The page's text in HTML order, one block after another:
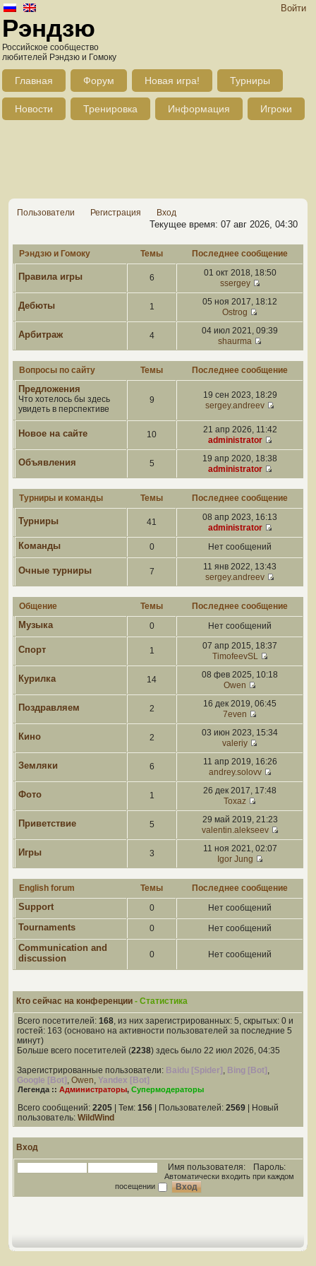
Войти
Рэндзю
Российское сообщество
любителей Рэндзю и Гомоку
Главная Форум Новая игра! Турниры
Новости Тренировка Информация Игроки
Пользователи Регистрация Вход
Текущее время: 07 авг 2026, 04:30
Рэндзю и Гомоку Темы Последнее сообщение
Правила игры 6
01 окт 2018, 18:50
ssergey
Дебюты 1
05 ноя 2017, 18:12
Ostrog
Арбитраж 4
04 июл 2021, 09:39
shaurma
Вопросы по сайту Темы Последнее сообщение
Предложения
Что хотелось бы здесь
увидеть в перспективе
9
19 сен 2023, 18:29
sergey.andreev
Новое на сайте 10
21 апр 2026, 11:42
administrator
Объявления 5
19 апр 2020, 18:38
administrator
Турниры и команды Темы Последнее сообщение
Турниры 41
08 апр 2023, 16:13
administrator
Команды 0 Нет сообщений
Очные турниры 7
11 янв 2022, 13:43
sergey.andreev
Общение Темы Последнее сообщение
Музыка 0 Нет сообщений
Спорт 1
07 апр 2015, 18:37
TimofeevSL
Курилка 14
08 фев 2025, 10:18
Owen
Поздравляем 2
16 дек 2019, 06:45
7even
Кино 2
03 июн 2023, 15:34
valeriy
Земляки 6
11 апр 2019, 16:26
andrey.solovv
Фото 1
26 дек 2017, 17:48
Toxaz
Приветствие 5
29 май 2019, 21:23
valentin.alekseev
Игры 3
11 ноя 2021, 02:07
Igor Jung
English forum Темы Последнее сообщение
Support 0 Нет сообщений
Tournaments 0 Нет сообщений
Communication and
discussion
0 Нет сообщений
Кто сейчас на конференции - Статистика
Всего посетителей: 168, из них зарегистрированных: 5, скрытых: 0 и
гостей: 163 (основано на активности пользователей за последние 5
минут)
Больше всего посетителей (2238) здесь было 22 июл 2026, 04:35
Зарегистрированные пользователи: Baidu [Spider] , Bing [Bot] ,
Google [Bot] , Owen, Yandex [Bot]
Легенда :: Администраторы, Супермодераторы
Всего сообщений: 2205 | Тем: 156 | Пользователей: 2569 | Новый
пользователь: WildWind
Вход
Имя пользователя:
Пароль:
Автоматически входить при каждом
посещении